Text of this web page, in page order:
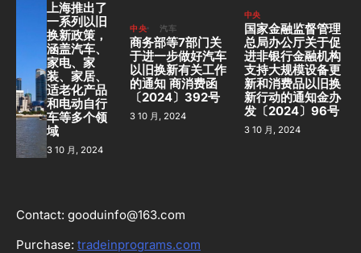
上海推出了
一系列以旧
换新政策，
涵盖汽车、
家电、家
装、家居、
适老化产品
和电动自行
车等多个领
域
3 10 月, 2024
中央 汽车
商务部等7部门关
于进一步做好汽车
以旧换新有关工作
的通知 商消费函
〔2024〕392号
3 10 月, 2024
中央
国家金融监督管理
总局办公厅关于促
进非银行金融机构
支持大规模设备更
新和消费品以旧换
新行动的通知金办
发〔2024〕96号
3 10 月, 2024
Contact: gooduinfo@163.com
Purchase: tradeinprograms.com